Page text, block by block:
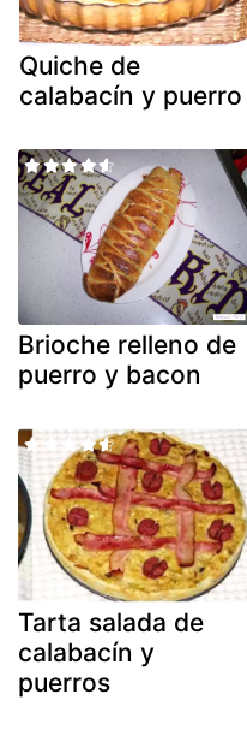
Quiche de
calabacín y puerro
Brioche relleno de
puerro y bacon
Tarta salada de
calabacín y
puerros